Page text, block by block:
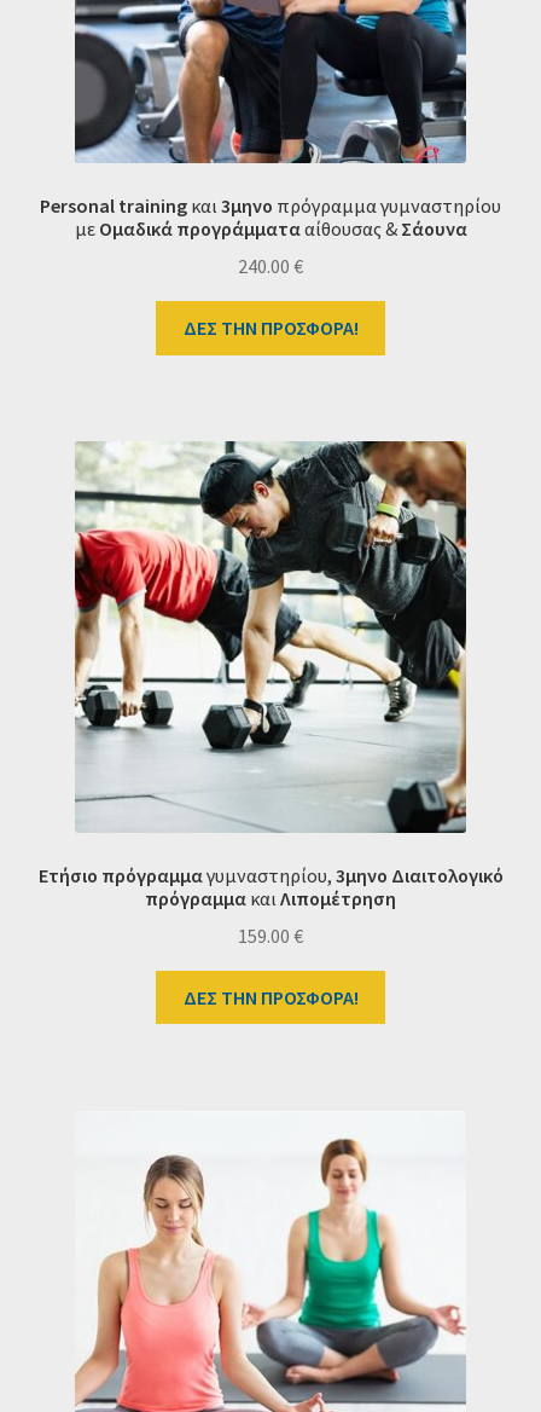
Personal training και3μηνο πρόγραμμα γυμναστηρίου
με Ομαδικά προγράμματααίθουσας & Σάουνα
240.00 €
ΔΕΣ ΤΗΝ ΠΡΟΣΦΟΡΑ!
Ετήσιο πρόγραμμαγυμναστηρίου, 3μηνο Διαιτολογικό
πρόγραμμα καιΛιπομέτρηση
159.00 €
ΔΕΣ ΤΗΝ ΠΡΟΣΦΟΡΑ!